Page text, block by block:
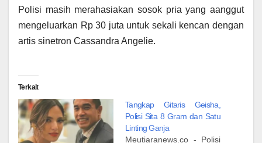
Polisi masih merahasiakan sosok pria yang aanggut
mengeluarkan Rp 30 juta untuk sekali kencan dengan
artis sinetron Cassandra Angelie.
Terkait
Tangkap Gitaris Geisha,
Polisi Sita 8 Gram dan Satu
Linting Ganja
Meutiaranews.co - Polisi